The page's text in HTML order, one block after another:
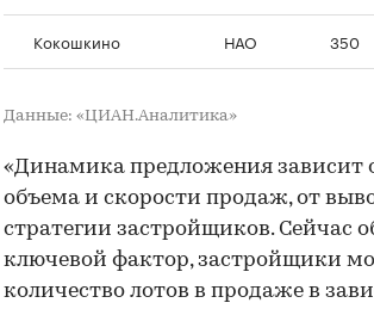
Кокошкино НАО 350
Данные: «ЦИАН.Аналитика»
«Динамика предложения зависит
объема и скорости продаж, от
стратегии застройщиков. Сейчас
ключевой фактор, застройщики
количество лотов в продаже в